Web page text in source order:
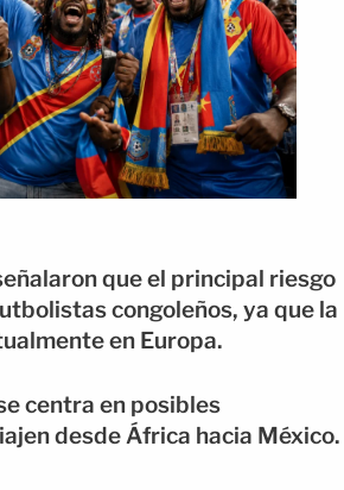
que el principal riesgo
congoleños, ya que la
en Europa.
centra en posibles
desde África hacia México.